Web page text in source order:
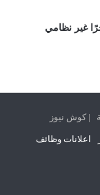
اعلانات وظائف